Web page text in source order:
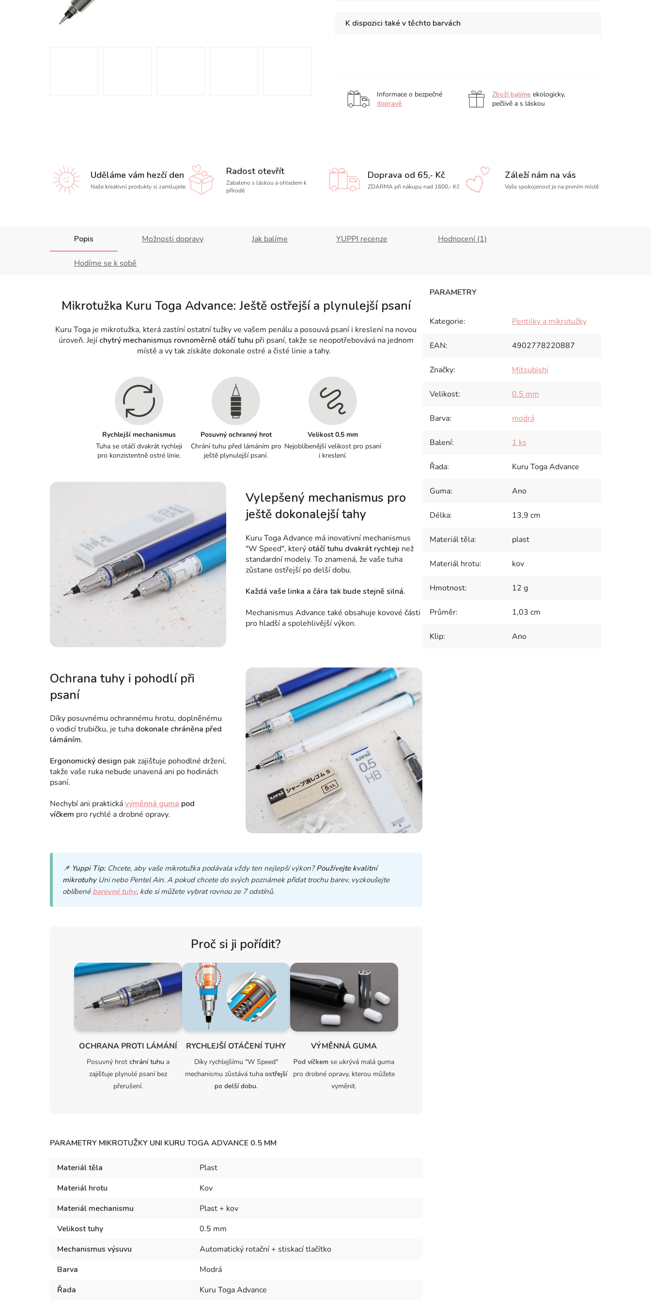
K dispozici také v těchto barvách
Informace o bezpečné
dopravě
Zboží balíme ekologicky,
pečlivě a s láskou
Uděláme vám hezčí den
Naše kreativní produkty si zamilujete
Radost otevřít
Zabaleno s láskou a ohledem k
přírodě
Doprava od 65,- Kč
ZDARMA při nákupu nad 1600,- Kč
Záleží nám na vás
Vaše spokojenost je na prvním místě
Popis Možnosti dopravy Jak balíme YUPPI recenze Hodnocení (1)
Hodíme se k sobě
Mikrotužka Kuru Toga Advance: Ještě ostřejší a plynulejší psaní
Kuru Toga je mikrotužka, která zastíní ostatní tužky ve vašem penálu a posouvá psaní i kreslení na novou
úroveň. Její chytrý mechanismus rovnoměrně otáčí tuhu při psaní, takže se neopotřebovává na jednom
místě a vy tak získáte dokonale ostré a čisté linie a tahy.
Rychlejší mechanismus
Tuha se otáčí dvakrát rychleji
pro konzistentně ostré linie.
Posuvný ochranný hrot
Chrání tuhu před lámáním pro
ještě plynulejší psaní.
Velikost 0.5 mm
Nejoblíbenější velikost pro psaní
i kreslení.
Vylepšený mechanismus pro
ještě dokonalejší tahy
Kuru Toga Advance má inovativní mechanismus
"W Speed", který otáčí tuhu dvakrát rychleji než
standardní modely. To znamená, že vaše tuha
zůstane ostřejší po delší dobu.
Každá vaše linka a čára tak bude stejně silná.
Mechanismus Advance také obsahuje kovové části
pro hladší a spolehlivější výkon.
Ochrana tuhy i pohodlí při
psaní
Díky posuvnému ochrannému hrotu, doplněnému
o vodicí trubičku, je tuha dokonale chráněna před
lámáním.
Ergonomický design pak zajišťuje pohodlné držení,
takže vaše ruka nebude unavená ani po hodinách
psaní.
Nechybí ani praktickávýměnná guma pod
víčkem pro rychlé a drobné opravy.
📌 Yuppi Tip: Chcete, aby vaše mikrotužka podávala vždy ten nejlepší výkon?Používejte kvalitní
mikrotuhyUni nebo Pentel Ain. A pokud chcete do svých poznámek přidat trochu barev, vyzkoušejte
oblíbené barevné tuhy, kde si můžete vybrat rovnou ze 7 odstínů.
Proč si ji pořídit?
OCHRANA PROTI LÁMÁNÍ
Posuvný hrot chrání tuhu a
zajišťuje plynulé psaní bez
přerušení.
RYCHLEJŠÍ OTÁČENÍ TUHY
Díky rychlejšímu "W Speed"
mechanismu zůstává tuha ostřejší
po delší dobu.
VÝMĚNNÁ GUMA
Pod víčkem se ukrývá malá guma
pro drobné opravy, kterou můžete
vyměnit.
PARAMETRY MIKROTUŽKY UNI KURU TOGA ADVANCE 0.5 MM
Materiál těla
Plast
Materiál hrotu
Kov
Materiál mechanismu
Plast + kov
Velikost tuhy
0.5 mm
Mechanismus výsuvu
Automatický rotační + stiskací tlačítko
Barva
Modrá
Řada
Kuru Toga Advance
Kategorie: Pentilky a mikrotužky
EAN: 4902778220887
Značky: Mitsubishi
Velikost: 0.5 mm
Barva: modrá
Balení: 1 ks
Řada: Kuru Toga Advance
Guma: Ano
Délka: 13,9 cm
Materiál těla: plast
Materiál hrotu: kov
Hmotnost: 12 g
Průměr: 1,03 cm
Klip: Ano